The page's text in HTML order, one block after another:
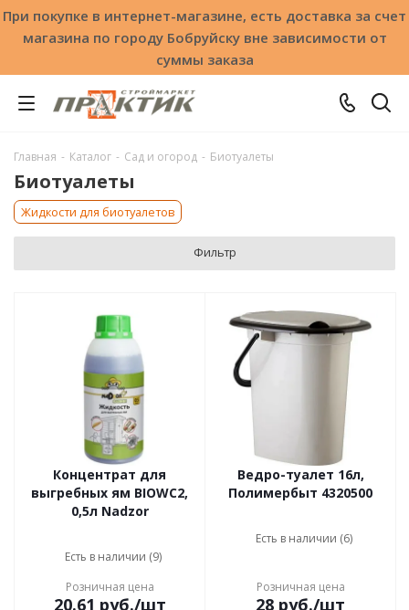
При покупке в интернет-магазине, есть доставка за счет
магазина по городу Бобруйску вне зависимости от
суммы заказа
Главная - Каталог - Сад и огород - Биотуалеты
Биотуалеты
Жидкости для биотуалетов
Фильтр
Концентрат для
выгребных ям BIOWC2,
0,5л Nadzor
Есть в наличии (9)
Розничная цена
20.61 руб./шт
Ведро-туалет 16л,
Полимербыт 4320500
Есть в наличии (6)
Розничная цена
28 руб./шт